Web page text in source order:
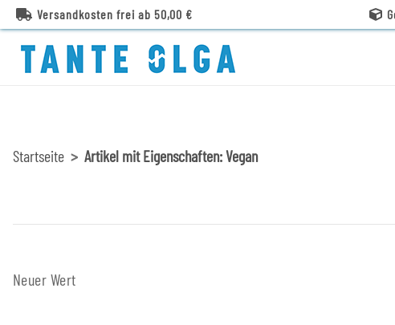
Versandkosten frei ab 50,00 €
Startseite Artikel mit Eigenschaften: Vegan
Neuer Wert